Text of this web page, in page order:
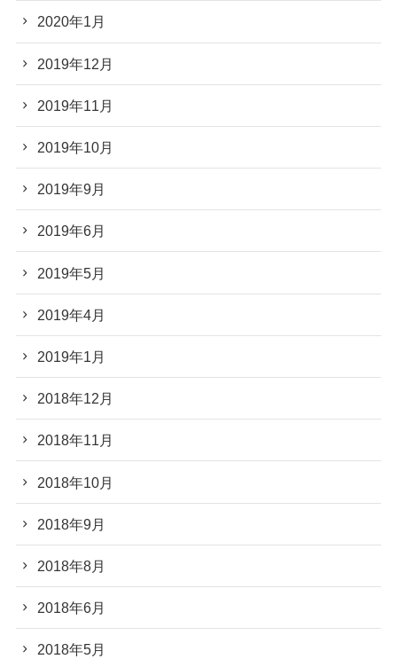
2020年1月
2019年12月
2019年11月
2019年10月
2019年9月
2019年6月
2019年5月
2019年4月
2019年1月
2018年12月
2018年11月
2018年10月
2018年9月
2018年8月
2018年6月
2018年5月